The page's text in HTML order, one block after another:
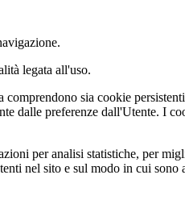
legata all'uso.
sia cookie
dalle preferenze dall'Utente. I
per analisi statistiche, per
nel sito e sul modo in cui sono